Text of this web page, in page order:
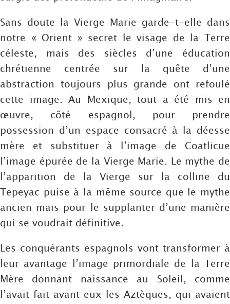
Sans doute la Vierge Marie garde-t-elle dans
notre « Orient » secret le visage de la Terre
céleste, mais des siècles d’une éducation
chrétienne centrée sur la quête d’une
abstraction toujours plus grande ont refoulé
cette image. Au Mexique, tout a été mis en
œuvre, côté espagnol, pour prendre
possession d’un espace consacré à la déesse
mère et substituer à l’image de Coatlicue
l’image épurée de la Vierge Marie. Le mythe de
l’apparition de la Vierge sur la colline du
Tepeyac puise à la même source que le mythe
ancien mais pour le supplanter d’une manière
qui se voudrait définitive.
Les conquérants espagnols vont transformer à
leur avantage l’image primordiale de la Terre
Mère donnant naissance au Soleil, comme
l’avait fait avant eux les Aztèques, qui avaient